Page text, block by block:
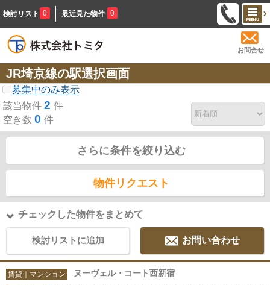
検討リスト 0 最近見た物件 0
お問合せ
JR埼京線の駅選択画面
募集中のみ表示
該当物件 2 件
空き数 0 件
さらに条件を絞り込む
物件リクエスト
チェックした物件をまとめて
検討リストに追加 お問い合わせ
賃貸｜マンション ヌーヴェル・コート西新宿